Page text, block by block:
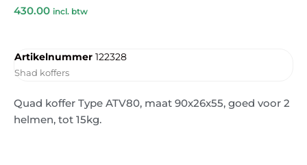
430.00 incl. btw
Artikelnummer 122328
Shad koffers
Quad koffer Type ATV80, maat 90x26x55, goed voor 2
helmen, tot 15kg.